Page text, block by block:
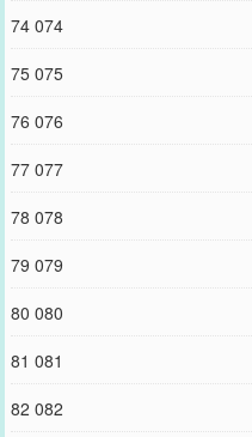
74 074
75 075
76 076
77 077
78 078
79 079
80 080
81 081
82 082